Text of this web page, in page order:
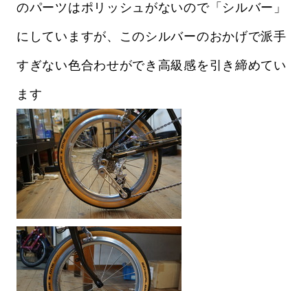
のパーツはポリッシュがないので「シルバー」
にしていますが、このシルバーのおかげで派手
すぎない色合わせができ高級感を引き締めてい
ます